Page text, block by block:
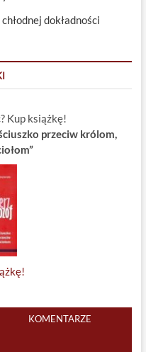
dokładności
Kup książkę!
przeciw królom,
KOMENTARZE